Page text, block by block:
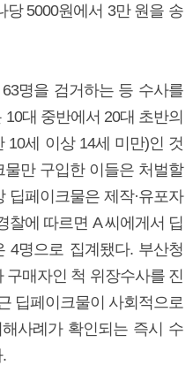
당 5000원에서 3만 원을 송
명을 검거하는 등 수사를
대 중반에서 20대 초반의
10세 이상 14세 미만)인 것
만 구입한 이들은 처벌할
딥페이크물은 제작·유포자
찰에 따르면 A 씨에게서 딥
4명으로 집계됐다. 부산청
구매자인 척 위장수사를 진
딥페이크물이 사회적으로
사례가 확인되는 즉시 수
.